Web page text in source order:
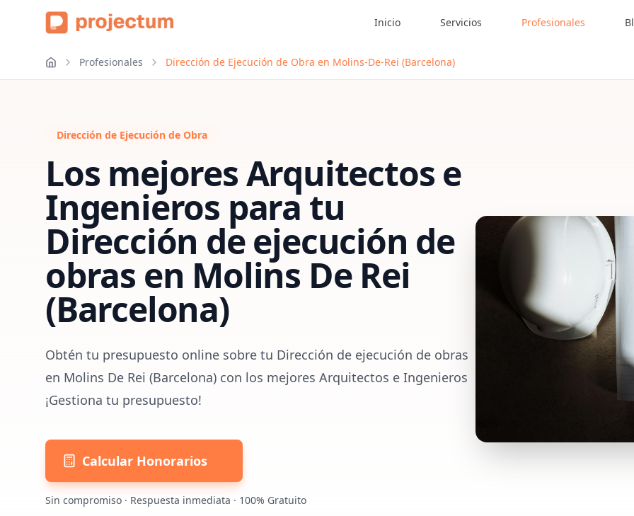
Inicio Servicios Profesionales
Profesionales Dirección de Ejecución de Obra en Molins-De-Rei (Barcelona)
Dirección de Ejecución de Obra
Los mejores Arquitectos e
Ingenieros para tu
Dirección de ejecución de
obras en Molins De Rei
(Barcelona)
Obtén tu presupuesto online sobre tu Dirección de ejecución de obras
en Molins De Rei (Barcelona) con los mejores Arquitectos e Ingenieros
¡Gestiona tu presupuesto!
Calcular Honorarios
Sin compromiso · Respuesta inmediata · 100% Gratuito